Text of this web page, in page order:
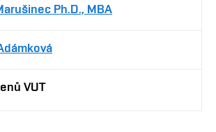
Ph.D., MBA
VUT